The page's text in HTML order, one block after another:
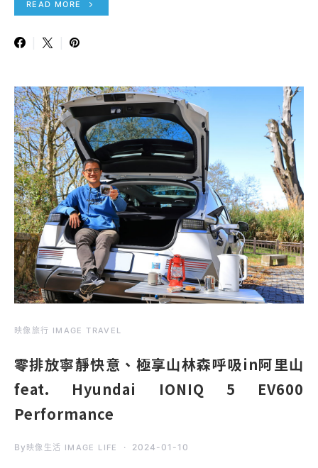
READ MORE
映像旅行 IMAGE TRAVEL
零排放寧靜快意、極享山林森呼吸in阿里山
feat. Hyundai IONIQ 5 EV600
Performance
By 映像生活 IMAGE LIFE 2024-01-10